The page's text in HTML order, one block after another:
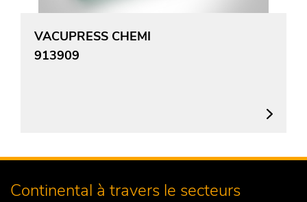
VACUPRESS CHEMI
913909
Continental à travers le secteurs